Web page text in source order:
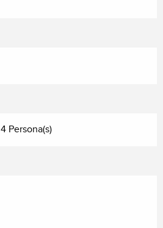
4 Persona(s)